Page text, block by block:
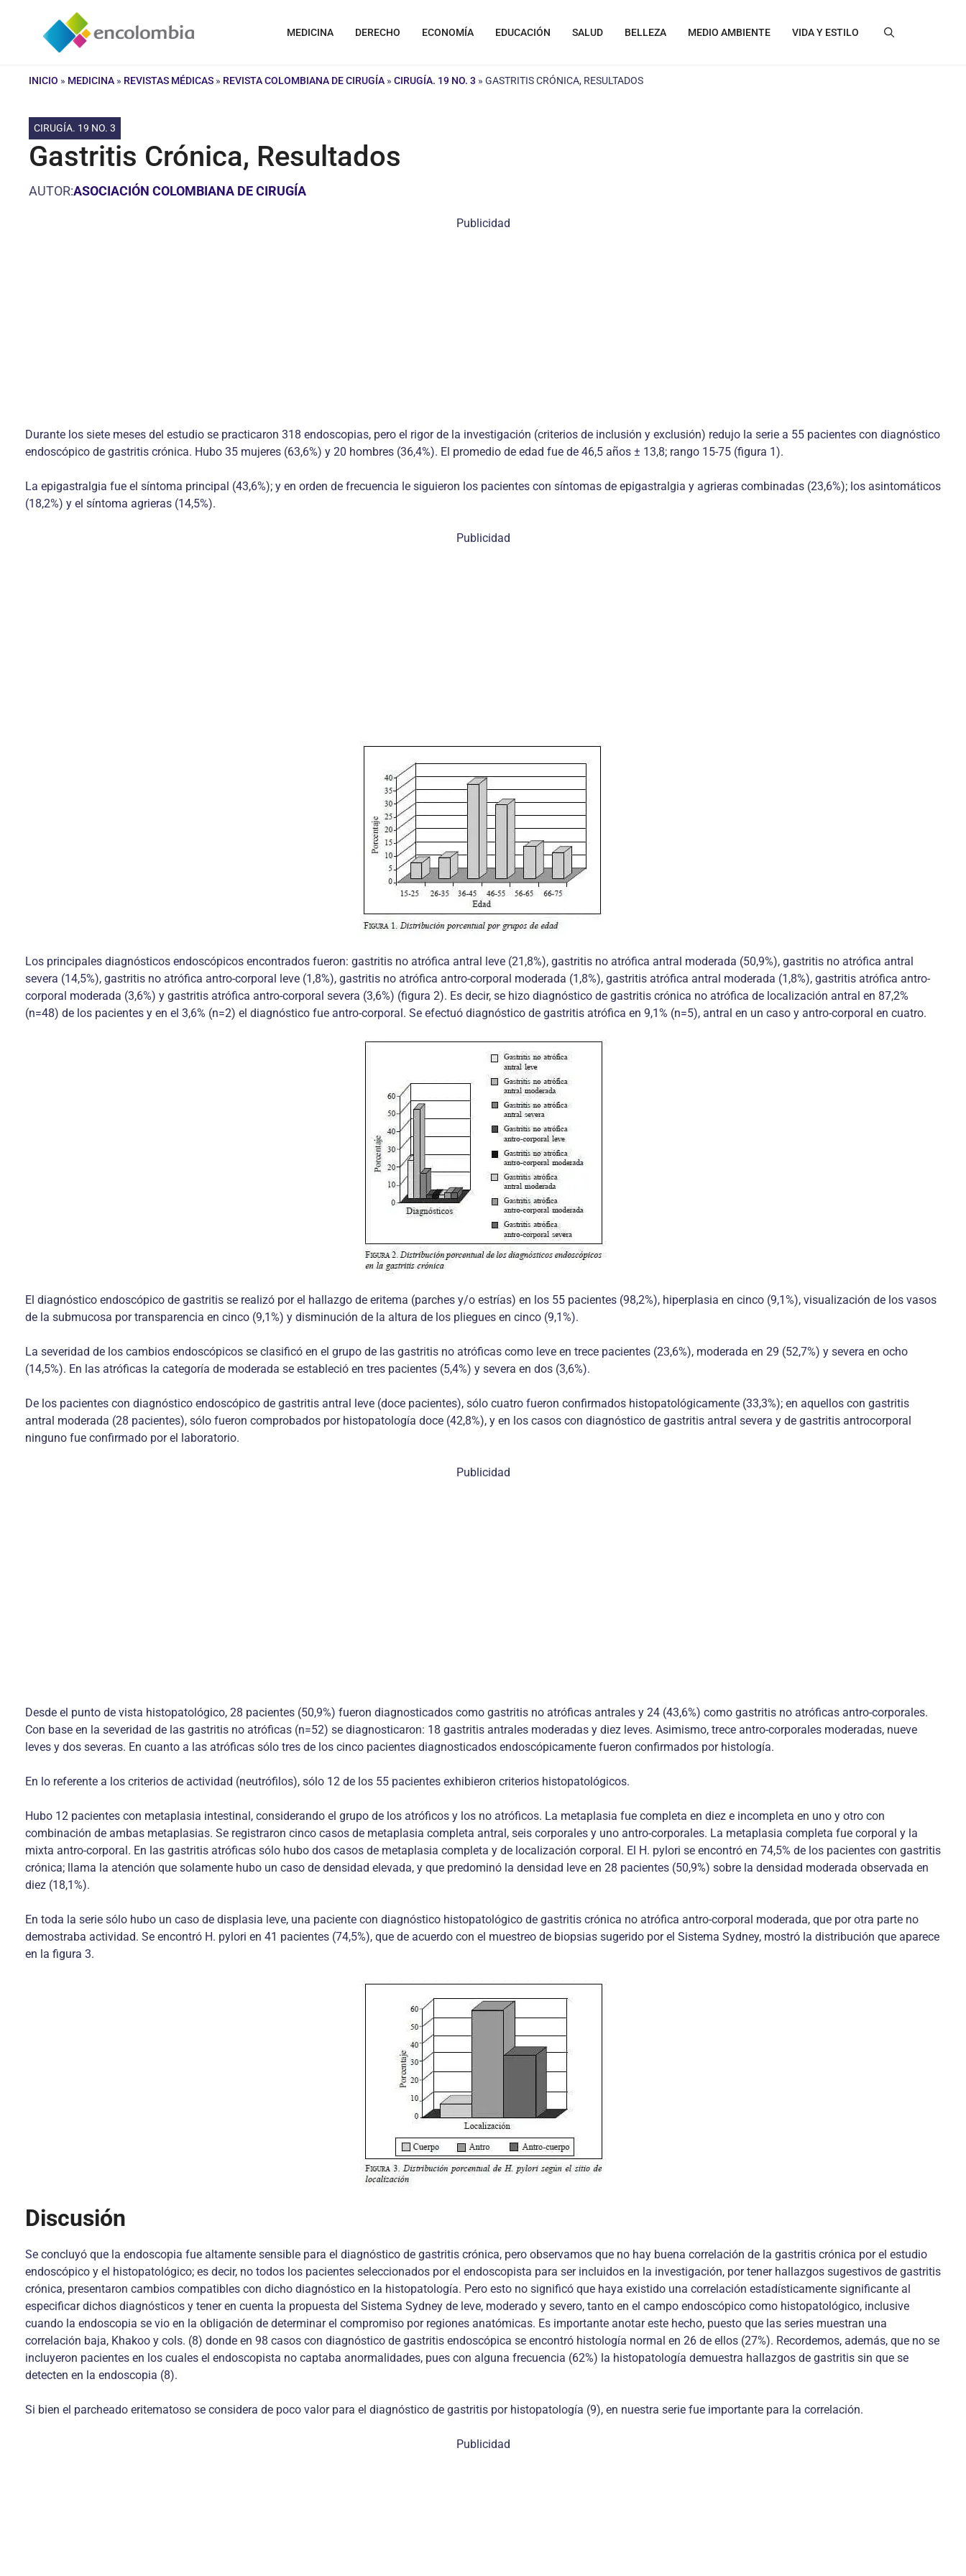
contenido
MEDICINA DERECHO ECONOMÍA EDUCACIÓN SALUD BELLEZA MEDIO AMBIENTE VIDA Y ESTILO
INICIO » MEDICINA » REVISTAS MÉDICAS » REVISTA COLOMBIANA DE CIRUGÍA » CIRUGÍA. 19 NO. 3 » GASTRITIS CRÓNICA, RESULTADOS
CIRUGÍA. 19 NO. 3
Gastritis Crónica, Resultados
AUTOR:ASOCIACIÓN COLOMBIANA DE CIRUGÍA
Publicidad
Durante los siete meses del estudio se practicaron 318 endoscopias, pero el rigor de la investigación (criterios de inclusión y exclusión) redujo la serie a 55 pacientes con diagnóstico
endoscópico de gastritis crónica. Hubo 35 mujeres (63,6%) y 20 hombres (36,4%). El promedio de edad fue de 46,5 años ± 13,8; rango 15-75 (figura 1).
La epigastralgia fue el síntoma principal (43,6%); y en orden de frecuencia le siguieron los pacientes con síntomas de epigastralgia y agrieras combinadas (23,6%); los asintomáticos
(18,2%) y el síntoma agrieras (14,5%).
Publicidad
Los principales diagnósticos endoscópicos encontrados fueron: gastritis no atrófica antral leve (21,8%), gastritis no atrófica antral moderada (50,9%), gastritis no atrófica antral
severa (14,5%), gastritis no atrófica antro-corporal leve (1,8%), gastritis no atrófica antro-corporal moderada (1,8%), gastritis atrófica antral moderada (1,8%), gastritis atrófica antro-
corporal moderada (3,6%) y gastritis atrófica antro-corporal severa (3,6%) (figura 2). Es decir, se hizo diagnóstico de gastritis crónica no atrófica de localización antral en 87,2%
(n=48) de los pacientes y en el 3,6% (n=2) el diagnóstico fue antro-corporal. Se efectuó diagnóstico de gastritis atrófica en 9,1% (n=5), antral en un caso y antro-corporal en cuatro.
El diagnóstico endoscópico de gastritis se realizó por el hallazgo de eritema (parches y/o estrías) en los 55 pacientes (98,2%), hiperplasia en cinco (9,1%), visualización de los vasos
de la submucosa por transparencia en cinco (9,1%) y disminución de la altura de los pliegues en cinco (9,1%).
La severidad de los cambios endoscópicos se clasificó en el grupo de las gastritis no atróficas como leve en trece pacientes (23,6%), moderada en 29 (52,7%) y severa en ocho
(14,5%). En las atróficas la categoría de moderada se estableció en tres pacientes (5,4%) y severa en dos (3,6%).
De los pacientes con diagnóstico endoscópico de gastritis antral leve (doce pacientes), sólo cuatro fueron confirmados histopatológicamente (33,3%); en aquellos con gastritis
antral moderada (28 pacientes), sólo fueron comprobados por histopatología doce (42,8%), y en los casos con diagnóstico de gastritis antral severa y de gastritis antrocorporal
ninguno fue confirmado por el laboratorio.
Publicidad
Desde el punto de vista histopatológico, 28 pacientes (50,9%) fueron diagnosticados como gastritis no atróficas antrales y 24 (43,6%) como gastritis no atróficas antro-corporales.
Con base en la severidad de las gastritis no atróficas (n=52) se diagnosticaron: 18 gastritis antrales moderadas y diez leves. Asimismo, trece antro-corporales moderadas, nueve
leves y dos severas. En cuanto a las atróficas sólo tres de los cinco pacientes diagnosticados endoscópicamente fueron confirmados por histología.
En lo referente a los criterios de actividad (neutrófilos), sólo 12 de los 55 pacientes exhibieron criterios histopatológicos.
Hubo 12 pacientes con metaplasia intestinal, considerando el grupo de los atróficos y los no atróficos. La metaplasia fue completa en diez e incompleta en uno y otro con
combinación de ambas metaplasias. Se registraron cinco casos de metaplasia completa antral, seis corporales y uno antro-corporales. La metaplasia completa fue corporal y la
mixta antro-corporal. En las gastritis atróficas sólo hubo dos casos de metaplasia completa y de localización corporal. El H. pylori se encontró en 74,5% de los pacientes con gastritis
crónica; llama la atención que solamente hubo un caso de densidad elevada, y que predominó la densidad leve en 28 pacientes (50,9%) sobre la densidad moderada observada en
diez (18,1%).
En toda la serie sólo hubo un caso de displasia leve, una paciente con diagnóstico histopatológico de gastritis crónica no atrófica antro-corporal moderada, que por otra parte no
demostraba actividad. Se encontró H. pylori en 41 pacientes (74,5%), que de acuerdo con el muestreo de biopsias sugerido por el Sistema Sydney, mostró la distribución que aparece
en la figura 3.
Discusión
Se concluyó que la endoscopia fue altamente sensible para el diagnóstico de gastritis crónica, pero observamos que no hay buena correlación de la gastritis crónica por el estudio
endoscópico y el histopatológico; es decir, no todos los pacientes seleccionados por el endoscopista para ser incluidos en la investigación, por tener hallazgos sugestivos de gastritis
crónica, presentaron cambios compatibles con dicho diagnóstico en la histopatología. Pero esto no significó que haya existido una correlación estadísticamente significante al
especificar dichos diagnósticos y tener en cuenta la propuesta del Sistema Sydney de leve, moderado y severo, tanto en el campo endoscópico como histopatológico, inclusive
cuando la endoscopia se vio en la obligación de determinar el compromiso por regiones anatómicas. Es importante anotar este hecho, puesto que las series muestran una
correlación baja, Khakoo y cols. (8) donde en 98 casos con diagnóstico de gastritis endoscópica se encontró histología normal en 26 de ellos (27%). Recordemos, además, que no se
incluyeron pacientes en los cuales el endoscopista no captaba anormalidades, pues con alguna frecuencia (62%) la histopatología demuestra hallazgos de gastritis sin que se
detecten en la endoscopia (8).
Si bien el parcheado eritematoso se considera de poco valor para el diagnóstico de gastritis por histopatología (9), en nuestra serie fue importante para la correlación.
Publicidad